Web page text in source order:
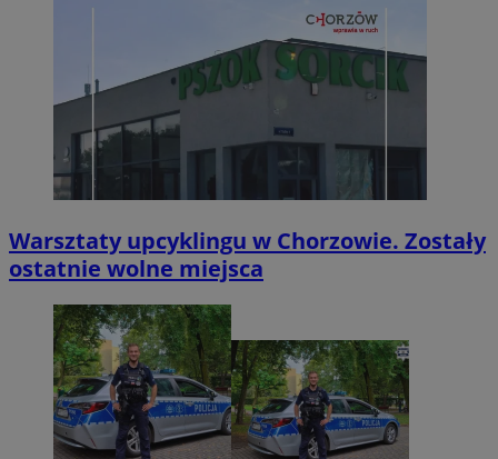
Warsztaty upcyklingu w Chorzowie. Zostały
ostatnie wolne miejsca